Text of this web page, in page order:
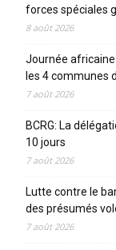
forces spéciales
8 août 2026
Journée africaine
les 4 communes
7 août 2026
BCRG: La
10 jours
7 août 2026
Lutte contre le
des présumés
7 août 2026